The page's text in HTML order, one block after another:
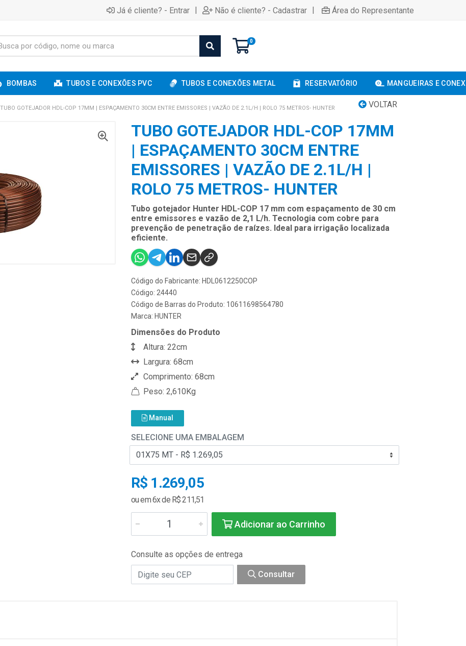
Já é cliente? - Entrar | Não é cliente? - Cadastrar | Área do Representante
0
BOMBAS TUBOS E CONEXÕES PVC TUBOS E CONEXÕES METAL RESERVATÓRIO MANGUEIRAS E
VOLTAR
TUBO GOTEJADOR HDL-COP 17MM | ESPAÇAMENTO 30CM ENTRE EMISSORES | VAZÃO DE 2.1L/H | ROLO 75 METROS- HUNTER
TUBO GOTEJADOR HDL-COP 17MM
| ESPAÇAMENTO 30CM ENTRE
EMISSORES | VAZÃO DE 2.1L/H |
ROLO 75 METROS- HUNTER
Tubo gotejador Hunter HDL-COP 17 mm com espaçamento de 30 cm
entre emissores e vazão de 2,1 L/h. Tecnologia com cobre para
prevenção de penetração de raízes. Ideal para irrigação localizada
eficiente.
Código do Fabricante: HDL0612250COP
Código: 24440
Código de Barras do Produto: 10611698564780
Marca: HUNTER
Dimensões do Produto
Altura: 22cm
Largura: 68cm
Comprimento: 68cm
Peso: 2,610Kg
Manual
SELECIONE UMA EMBALAGEM
R$ 1.269,05
ou em 6x de R$ 211,51
Adicionar ao Carrinho
Consulte as opções de entrega
Consultar